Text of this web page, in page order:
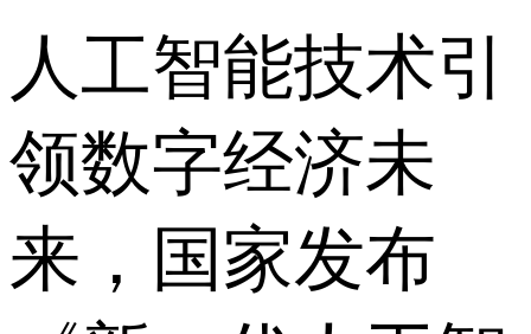
人工智能技术引
领数字经济未
来，国家发布